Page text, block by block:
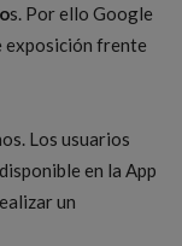
s. Por ello Google
exposición frente
Los usuarios
en la App
un